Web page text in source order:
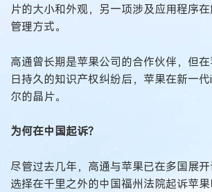
片的大小和外观，另一项涉及应用程序
管理方式。
高通曾长期是苹果公司的合作伙伴，但
日持久的知识产权纠纷后，苹果在新一
尔的晶片。
为何在中国起诉？
尽管过去几年，高通与苹果已在多国展
选择在千里之外的中国福州法院起诉苹果